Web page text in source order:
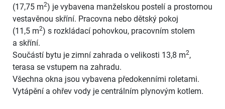
(17,75 m2) je vybavena manželskou postelí a prostornou
vestavěnou skříní. Pracovna nebo dětský pokoj
(11,5 m2) s rozkládací pohovkou, pracovním stolem
a skříní.
Součástí bytu je zimní zahrada o velikosti 13,8 m2,
terasa se vstupem na zahradu.
Všechna okna jsou vybavena předokenními roletami.
Vytápění a ohřev vody je centrálním plynovým kotlem.